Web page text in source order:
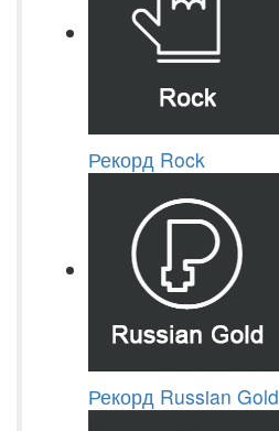
Рекорд Rock
Рекорд Russian Gold